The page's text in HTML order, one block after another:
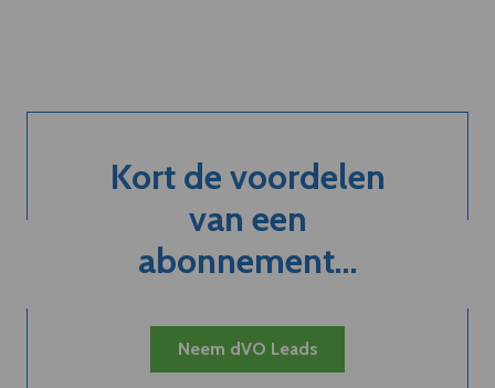
Kort de voordelen
van een
abonnement...
Neem dVO Leads